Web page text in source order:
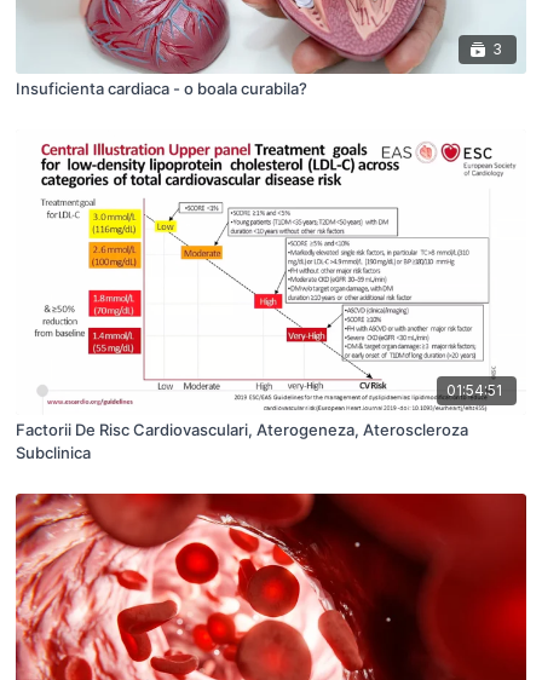
3
Insuficienta cardiaca - o boala curabila?
01:54:51
Factorii De Risc Cardiovasculari, Aterogeneza, Ateroscleroza
Subclinica